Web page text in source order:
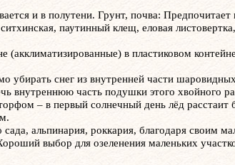
и в полутени. Грунт, почва:
паутинный клещ, еловая
в пластиковом
убирать снег из внутренней части
внутреннюю часть подушки этого хвойного
– в первый солнечный день лёд
альпинария, роккария, благодаря
выбор для озеленения маленьких